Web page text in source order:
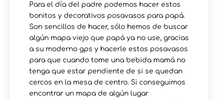
Para el día del padre podemos hacer estos
bonitos y decorativos posavasos para papá.
Son sencillos de hacer, sólo hemos de buscar
algún mapa viejo que papá ya no use, gracias
a su moderno gps y hacerle estos posavasos
para que cuando tome una bebida mamá no
tenga que estar pendiente de si se quedan
cercos en la mesa de centro. Si conseguimos
encontrar un mapa de algún lugar